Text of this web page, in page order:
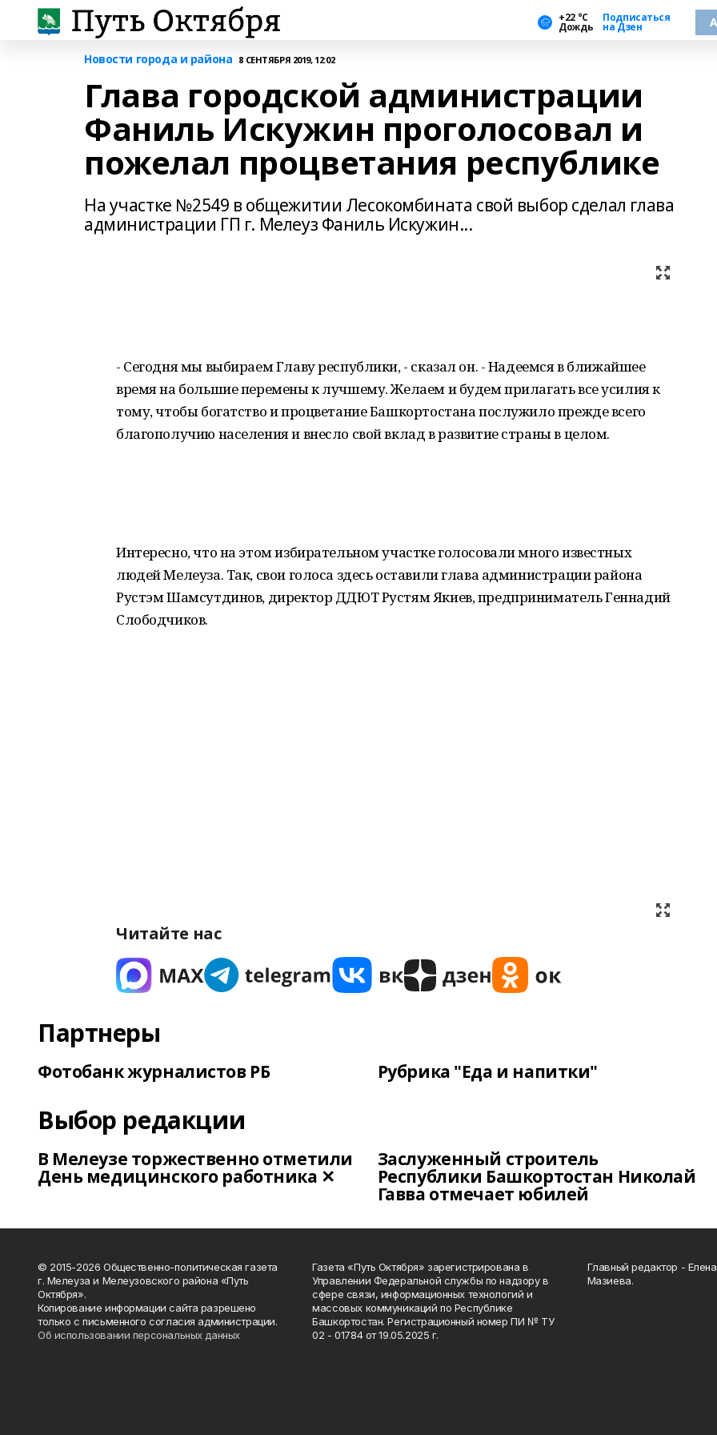
+22 °С
Дождь
Подписаться
на Дзен
Новости города и района 8 СЕНТЯБРЯ 2019, 12:02
Глава городской администрации
Фаниль Искужин проголосовал и
пожелал процветания республике
На участке №2549 в общежитии Лесокомбината свой выбор сделал глава
администрации ГП г. Мелеуз Фаниль Искужин...
- Сегодня мы выбираем Главу республики, - сказал он. - Надеемся в ближайшее
время на большие перемены к лучшему. Желаем и будем прилагать все усилия к
тому, чтобы богатство и процветание Башкортостана послужило прежде всего
благополучию населения и внесло свой вклад в развитие страны в целом.
Интересно, что на этом избирательном участке голосовали много известных
людей Мелеуза. Так, свои голоса здесь оставили глава администрации района
Рустэм Шамсутдинов, директор ДДЮТ Рустям Якиев, предприниматель Геннадий
Слободчиков.
Читайте нас
Партнеры
Фотобанк журналистов РБ Рубрика "Еда и напитки"
Выбор редакции
В Мелеузе торжественно отметили
День медицинского работника ✕
Заслуженный строитель
Республики Башкортостан Николай
Гавва отмечает юбилей
© 2015-2026 Общественно-политическая газета
г. Мелеуза и Мелеузовского района «Путь
Октября».
Копирование информации сайта разрешено
только с письменного согласия администрации.
Об использовании персональных данных
Газета «Путь Октября» зарегистрирована в
Управлении Федеральной службы по надзору в
сфере связи, информационных технологий и
массовых коммуникаций по Республике
Башкортостан. Регистрационный номер ПИ № ТУ
02 - 01784 от 19.05.2025 г.
Главный редактор -
Мазиева.